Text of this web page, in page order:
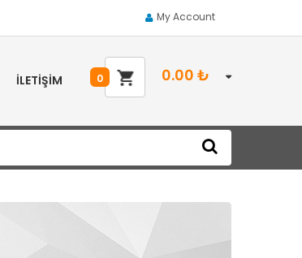
My Account
İLETIŞIM 0.00 ₺
0